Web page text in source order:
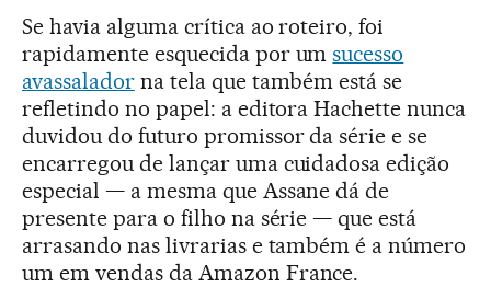
Se havia alguma crítica ao roteiro, foi
rapidamente esquecida por umsucesso
avassaladorna tela que também está se
refletindo no papel: a editora Hachette nunca
duvidou do futuro promissor da série e se
encarregou de lançar uma cuidadosa edição
especial — a mesma que Assane dá de
presente para o filho na série — que está
arrasando nas livrarias e também é a número
um em vendas da Amazon France.